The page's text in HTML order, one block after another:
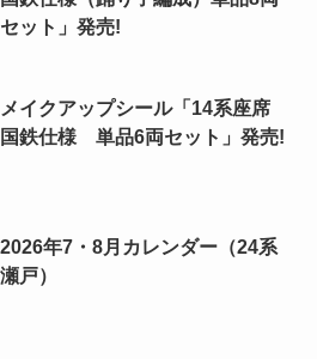
セット」発売!
メイクアップシール「14系座席
国鉄仕様 単品6両セット」発売!
2026年7・8月カレンダー（24系
瀬戸）